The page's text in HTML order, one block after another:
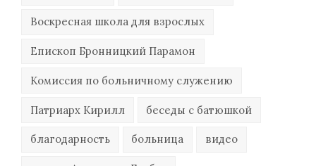
Воскресная школа для взрослых
Епископ Бронницкий Парамон
Комиссия по больничному служению
Патриарх Кирилл беседы с батюшкой
благодарность больница видео